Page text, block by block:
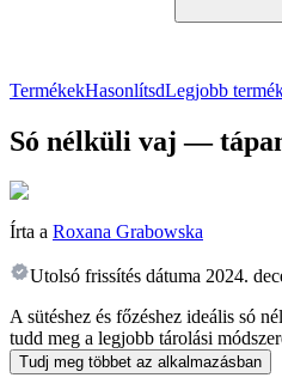
TermékekHasonlítsdLegjobb
Só nélküli vaj —
Írta a Roxana Grabowska
Utolsó frissítés dátuma 2024.
A sütéshez és főzéshez ideális só
tudd meg a legjobb tárolási
Tudj meg többet az alkalmazásban